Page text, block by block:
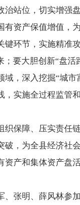
治站位，切实增强
有资产保值增值，
键环节，实施精准
；要大胆创新“盘
域，深入挖掘“城
，实施全过程监管
织保障、压实责任
破，为全县经济社
资产和集体资产盘
、张明、薛风林参